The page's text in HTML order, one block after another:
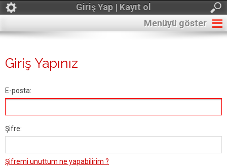
Giriş Yap | Kayıt ol
Menüyü göster
Giriş Yapınız
E-posta:
Şifre:
Şifremi unuttum ne yapabilirim ?